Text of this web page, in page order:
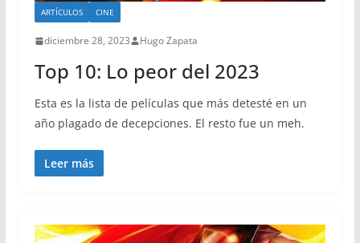
ARTÍCULOS CINE
diciembre 28, 2023 Hugo Zapata
Top 10: Lo peor del 2023
Esta es la lista de películas que más detesté en un
año plagado de decepciones. El resto fue un meh.
Leer más